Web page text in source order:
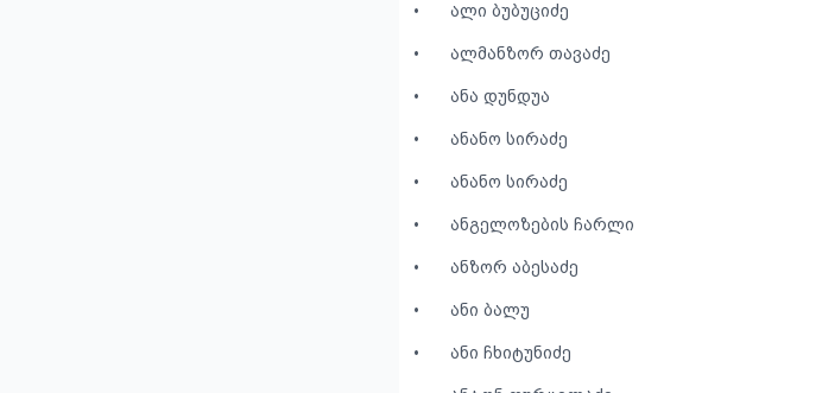
• ალი ბუბუციძე
• ალმანზორ თავაძე
• ანა დუნდუა
• ანანო სირაძე
• ანანო სირაძე
• ანგელოზების ჩარლი
• ანზორ აბესაძე
• ანი ბალუ
• ანი ჩხიტუნიძე